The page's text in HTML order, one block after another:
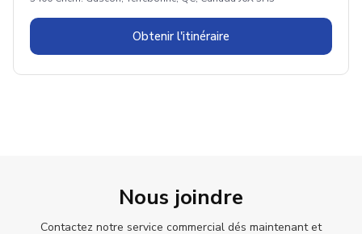
Obtenir l'itinéraire
Nous joindre
Contactez notre service commercial dés maintenant et